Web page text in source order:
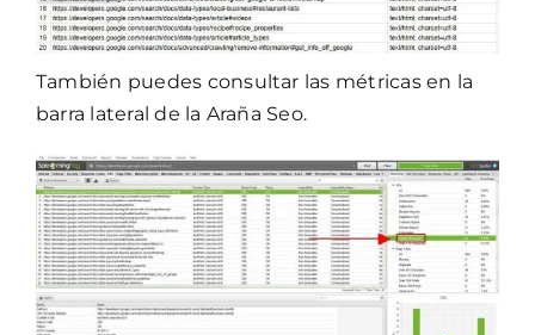
También puedes consultar las métricas en la
barra lateral de la Araña Seo.